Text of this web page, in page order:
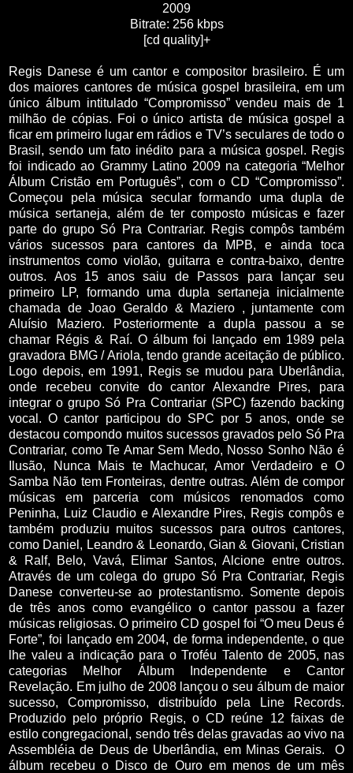
2009
Bitrate: 256 kbps
[cd quality]+
Regis Danese é um cantor e compositor brasileiro. É um
dos maiores cantores de música gospel brasileira, em um
único álbum intitulado “Compromisso” vendeu mais de 1
milhão de cópias. Foi o único artista de música gospel a
ficar em primeiro lugar em rádios e TV’s seculares de todo o
Brasil, sendo um fato inédito para a música gospel. Regis
foi indicado ao Grammy Latino 2009 na categoria “Melhor
Álbum Cristão em Português”, com o CD “Compromisso”.
Começou pela música secular formando uma dupla de
música sertaneja, além de ter composto músicas e fazer
parte do grupo Só Pra Contrariar. Regis compôs também
vários sucessos para cantores da MPB, e ainda toca
instrumentos como violão, guitarra e contra-baixo, dentre
outros. Aos 15 anos saiu de Passos para lançar seu
primeiro LP, formando uma dupla sertaneja inicialmente
chamada de Joao Geraldo & Maziero , juntamente com
Aluísio Maziero. Posteriormente a dupla passou a se
chamar Régis & Raí. O álbum foi lançado em 1989 pela
gravadora BMG / Ariola, tendo grande aceitação de público.
Logo depois, em 1991, Regis se mudou para Uberlândia,
onde recebeu convite do cantor Alexandre Pires, para
integrar o grupo Só Pra Contrariar (SPC) fazendo backing
vocal. O cantor participou do SPC por 5 anos, onde se
destacou compondo muitos sucessos gravados pelo Só Pra
Contrariar, como Te Amar Sem Medo, Nosso Sonho Não é
Ilusão, Nunca Mais te Machucar, Amor Verdadeiro e O
Samba Não tem Fronteiras, dentre outras. Além de compor
músicas em parceria com músicos renomados como
Peninha, Luiz Claudio e Alexandre Pires, Regis compôs e
também produziu muitos sucessos para outros cantores,
como Daniel, Leandro & Leonardo, Gian & Giovani, Cristian
& Ralf, Belo, Vavá, Elimar Santos, Alcione entre outros.
Através de um colega do grupo Só Pra Contrariar, Regis
Danese converteu-se ao protestantismo. Somente depois
de três anos como evangélico o cantor passou a fazer
músicas religiosas. O primeiro CD gospel foi “O meu Deus é
Forte”, foi lançado em 2004, de forma independente, o que
lhe valeu a indicação para o Troféu Talento de 2005, nas
categorias Melhor Álbum Independente e Cantor
Revelação. Em julho de 2008 lançou o seu álbum de maior
sucesso, Compromisso, distribuído pela Line Records.
Produzido pelo próprio Regis, o CD reúne 12 faixas de
estilo congregacional, sendo três delas gravadas ao vivo na
Assembléia de Deus de Uberlândia, em Minas Gerais. O
álbum recebeu o Disco de Ouro em menos de um mês